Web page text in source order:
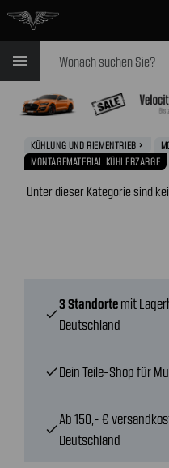
menu
KÜHLUNG UND RIEMENTRIEB navigate_next
MONTAGEMATERIAL KÜHLERZARGE
Unter dieser Kategorie sind
check
3 Standorte mit
Deutschland
checkDein Teile-Shop für
check
Ab 150,- €
Deutschland